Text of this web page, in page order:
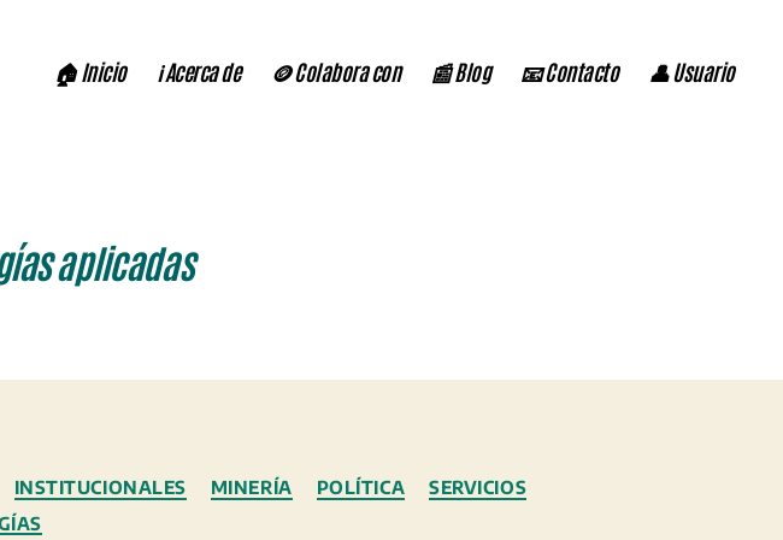
🏠 Inicio ℹ️ Acerca de 🪙 Colabora con 📰 Blog 📧 Contacto 👤 Usuario
aplicadas
INSTITUCIONALES MINERÍA POLÍTICA
SERVICIOS